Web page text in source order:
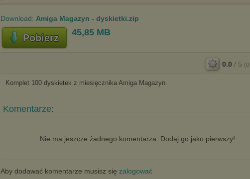
Download: Amiga Magazyn - dyskietki.zip
Pobierz 45,85 MB
0.0 / 5 (0
Komplet 100 dyskietek z miesięcznika Amiga Magazyn.
Komentarze:
Nie ma jeszcze żadnego komentarza. Dodaj go jako pierwszy!
Aby dodawać komentarze musisz się zalogować